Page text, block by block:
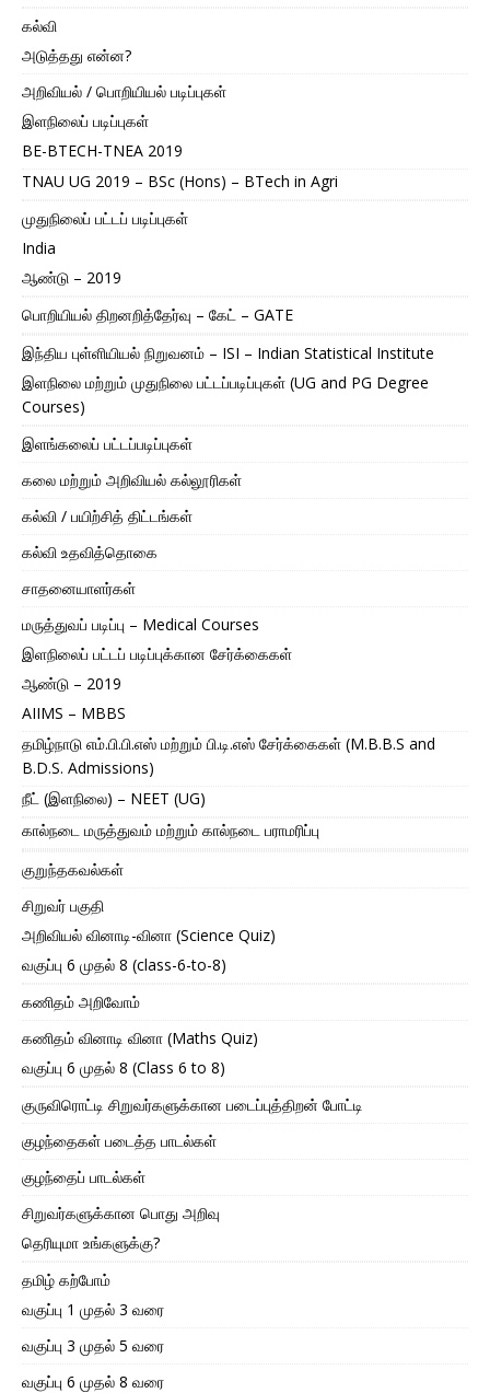
கல்வி
அடுத்தது என்ன?
அறிவியல் / பொறியியல் படிப்புகள்
இளநிலைப் படிப்புகள்
BE-BTECH-TNEA 2019
TNAU UG 2019 – BSc (Hons) – BTech in Agri
முதுநிலைப் பட்டப் படிப்புகள்
India
ஆண்டு – 2019
பொறியியல் திறனறித்தேர்வு – கேட் – GATE
இந்திய புள்ளியியல் நிறுவனம் – ISI – Indian Statistical Institute
இளநிலை மற்றும் முதுநிலை பட்டப்படிப்புகள் (UG and PG Degree
Courses)
இளங்கலைப் பட்டப்படிப்புகள்
கலை மற்றும் அறிவியல் கல்லூரிகள்
கல்வி / பயிற்சித் திட்டங்கள்
கல்வி உதவித்தொகை
சாதனையாளர்கள்
மருத்துவப் படிப்பு – Medical Courses
இளநிலைப் பட்டப் படிப்புக்கான சேர்க்கைகள்
ஆண்டு – 2019
AIIMS – MBBS
தமிழ்நாடு எம்.பி.பி.எஸ் மற்றும் பி.டி.எஸ் சேர்க்கைகள் (M.B.B.S and
B.D.S. Admissions)
நீட் (இளநிலை) – NEET (UG)
கால்நடை மருத்துவம் மற்றும் கால்நடை பராமரிப்பு
குறுந்தகவல்கள்
சிறுவர் பகுதி
அறிவியல் வினாடி-வினா (Science Quiz)
வகுப்பு 6 முதல் 8 (class-6-to-8)
கணிதம் அறிவோம்
கணிதம் வினாடி வினா (Maths Quiz)
வகுப்பு 6 முதல் 8 (Class 6 to 8)
குருவிரொட்டி சிறுவர்களுக்கான படைப்புத்திறன் போட்டி
குழந்தைகள் படைத்த பாடல்கள்
குழந்தைப் பாடல்கள்
சிறுவர்களுக்கான பொது அறிவு
தெரியுமா உங்களுக்கு?
தமிழ் கற்போம்
வகுப்பு 1 முதல் 3 வரை
வகுப்பு 3 முதல் 5 வரை
வகுப்பு 6 முதல் 8 வரை